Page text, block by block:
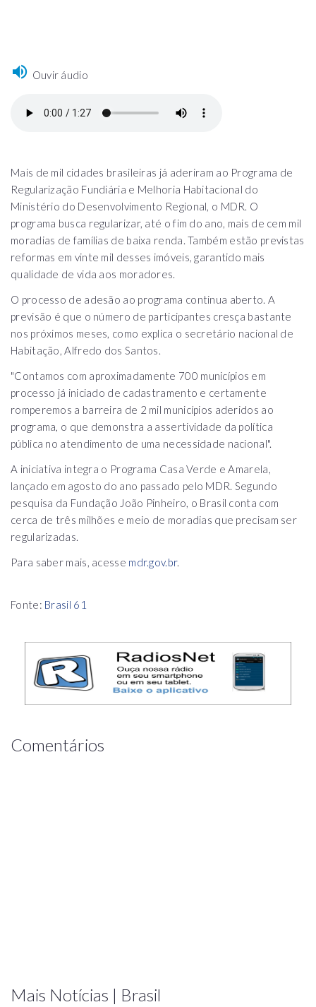
Ouvir áudio
Mais de mil cidades brasileiras já aderiram ao Programa de
Regularização Fundiária e Melhoria Habitacional do
Ministério do Desenvolvimento Regional, o MDR. O
programa busca regularizar, até o fim do ano, mais de cem mil
moradias de famílias de baixa renda. Também estão previstas
reformas em vinte mil desses imóveis, garantido mais
qualidade de vida aos moradores.
O processo de adesão ao programa continua aberto. A
previsão é que o número de participantes cresça bastante
nos próximos meses, como explica o secretário nacional de
Habitação, Alfredo dos Santos.
"Contamos com aproximadamente 700 municípios em
processo já iniciado de cadastramento e certamente
romperemos a barreira de 2 mil municípios aderidos ao
programa, o que demonstra a assertividade da política
pública no atendimento de uma necessidade nacional".
A iniciativa integra o Programa Casa Verde e Amarela,
lançado em agosto do ano passado pelo MDR. Segundo
pesquisa da Fundação João Pinheiro, o Brasil conta com
cerca de três milhões e meio de moradias que precisam ser
regularizadas.
Para saber mais, acesse mdr.gov.br.
Fonte: Brasil 61
Comentários
Mais Notícias | Brasil